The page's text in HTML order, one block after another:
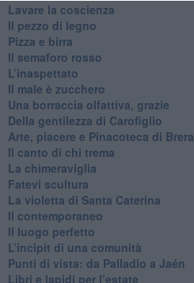
​Lavare la coscienza
​Il pezzo di legno
​Pizza e birra
​Il semaforo rosso
​L’inaspettato
​Il male è zucchero
​Una borraccia olfattiva, grazie
​Della gentilezza di Carofiglio
Arte, piacere e Pinacoteca di Brera
​Il canto di chi trema
La chimeraviglia
​Fatevi scultura
​La violetta di Santa Caterina
​Il contemporaneo
​Il luogo perfetto
​L’incipit di una comunità
Punti di vista: da Palladio a Jaén
​Libri e lapidi per l’estate